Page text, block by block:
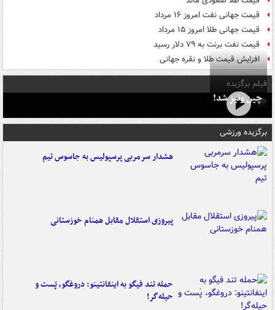
قیمت جهانی نفت امروز ۱۶ مرداد
قیمت جهانی طلا امروز ۱۵ مرداد
قیمت نفت برنت به ۷۹ دلار رسید
افزایش قیمت طلا و نقره جهانی
فیلم برگزیده
چین ونیز شد!
برگزیده ورزشی
هشدار سرمربی پرسپولیس به جاسوس تیم
پیروزی استقلال مقابل همنام خوزستانی
حمله تند فیگو به اینفانتینو: دروغگو، پَست‌ و
حیله‌گر!